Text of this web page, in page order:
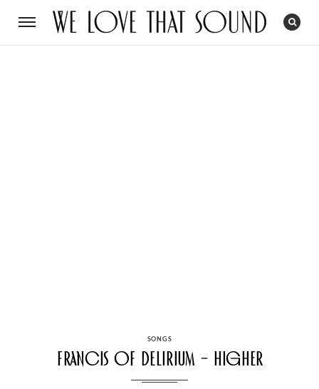
CATEGORIES
SONGS
Francis of Delirium – Higher